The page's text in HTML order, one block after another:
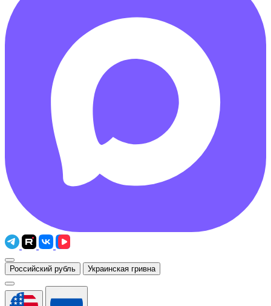
Российский рубль Украинская гривна